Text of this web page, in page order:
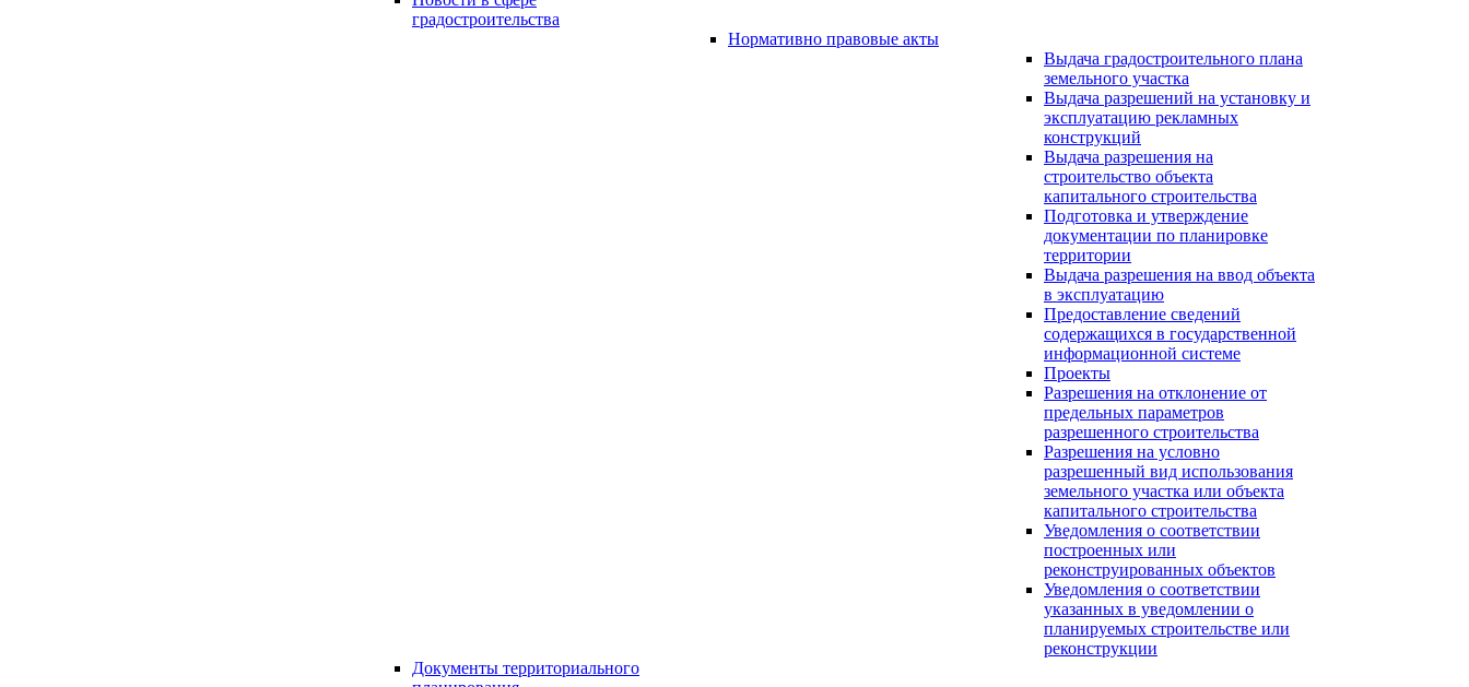
градостроительства
Нормативно правовые акты
Выдача градостроительного плана
земельного участка
Выдача разрешений на установку и
эксплуатацию рекламных
конструкций
Выдача разрешения на
строительство объекта
капитального строительства
Подготовка и утверждение
документации по планировке
территории
Выдача разрешения на ввод объекта
в эксплуатацию
Предоставление сведений
содержащихся в государственной
информационной системе
Проекты
Разрешения на отклонение от
предельных параметров
разрешенного строительства
Разрешения на условно
разрешенный вид использования
земельного участка или объекта
капитального строительства
Уведомления о соответствии
построенных или
реконструированных объектов
Уведомления о соответствии
указанных в уведомлении о
планируемых строительстве или
реконструкции
Документы территориального